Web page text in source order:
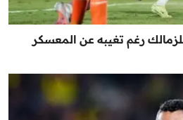
رغم تغيبه عن المعسكر